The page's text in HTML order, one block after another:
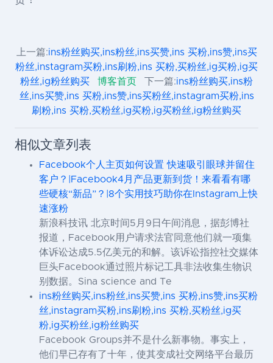
上一篇:ins粉丝购买,ins粉丝,ins买赞,ins 买粉,ins赞,ins买
粉丝,instagram买粉,ins刷粉,ins 买粉,买粉丝,ig买粉,ig买
粉丝,ig粉丝购买
博客首页 下一篇:ins粉丝购买,ins粉
丝,ins买赞,ins 买粉,ins赞,ins买粉丝,instagram买粉,ins
刷粉,ins 买粉,买粉丝,ig买粉,ig买粉丝,ig粉丝购买
相似文章列表
Facebook个人主页如何设置 快速吸引眼球并留住
客户？|Facebook4月产品更新到货！来看看有哪
些硬核“新品”？|8个实用技巧助你在Instagram上快
速涨粉
新浪科技讯 北京时间5月9日午间消息，据彭博社
报道，Facebook用户请求法官同意他们就一项集
体诉讼达成5.5亿美元的和解。该诉讼指控社交媒体
巨头Facebook通过照片标记工具非法收集生物识
别数据。Sina science and Te
ins粉丝购买,ins粉丝,ins买赞,ins 买粉,ins赞,ins买粉
丝,instagram买粉,ins刷粉,ins 买粉,买粉丝,ig买
粉,ig买粉丝,ig粉丝购买
Facebook Groups并不是什么新事物。事实上，
他们早已存有了十年，使其变成社交网络平台最历